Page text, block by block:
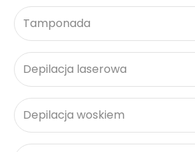
Tamponada
Depilacja laserowa
Depilacja woskiem